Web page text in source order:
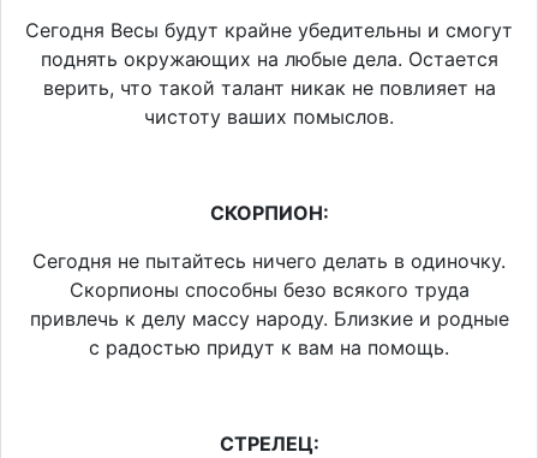
Сегодня Весы будут крайне убедительны и смогут
поднять окружающих на любые дела. Остается
верить, что такой талант никак не повлияет на
чистоту ваших помыслов.
СКОРПИОН:
Сегодня не пытайтесь ничего делать в одиночку.
Скорпионы способны безо всякого труда
привлечь к делу массу народу. Близкие и родные
с радостью придут к вам на помощь.
СТРЕЛЕЦ: